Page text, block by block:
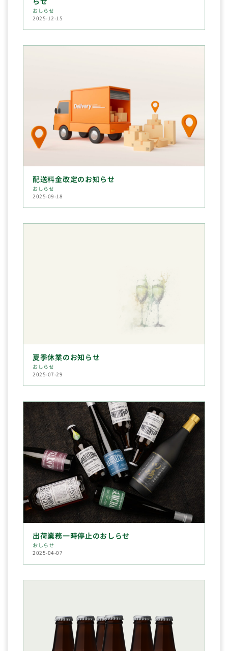
おしらせ
2025-12-15
配送料金改定のお知らせ
おしらせ
2025-09-18
夏季休業のお知らせ
おしらせ
2025-07-29
出荷業務一時停止のおしらせ
おしらせ
2025-04-07